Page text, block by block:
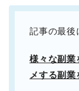
記事の最後
様々な副業
メする副業